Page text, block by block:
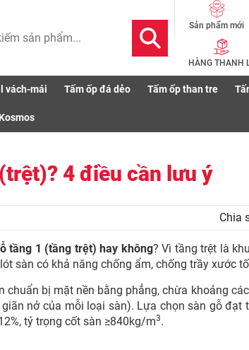
Sản phẩm mới
HÀNG THANH
vách-mái Tấm ốp đá dẻo Tấm ốp than tre
4 điều cần lưu ý
Chia
tầng 1 (tầng trệt) hay không? Vì tầng trệt là
sàn có khả năng chống ẩm, chống trầy xước
chuẩn bị mặt nền bằng phẳng, chừa khoảng
nở của mỗi loại sàn). Lựa chọn sàn gỗ đạt
tỷ trọng cốt sàn ≥840kg/m3.